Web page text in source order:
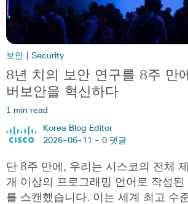
보안 | Security
8년 치의 보안 연구를 8주 만
버보안을 혁신하다
1 min read
Korea Blog Editor
2026-06-11 - 0 댓글
단 8주 만에, 우리는 시스코의 전체
개 이상의 프로그래밍 언어로 작성
를 스캔했습니다. 이는 세계 최고 수